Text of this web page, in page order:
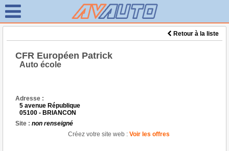
Retour à la liste
CFR Européen Patrick
Auto école
Adresse :
5 avenue République
05100 - BRIANCON
Site : non renseigné
Créez votre site web : Voir les offres